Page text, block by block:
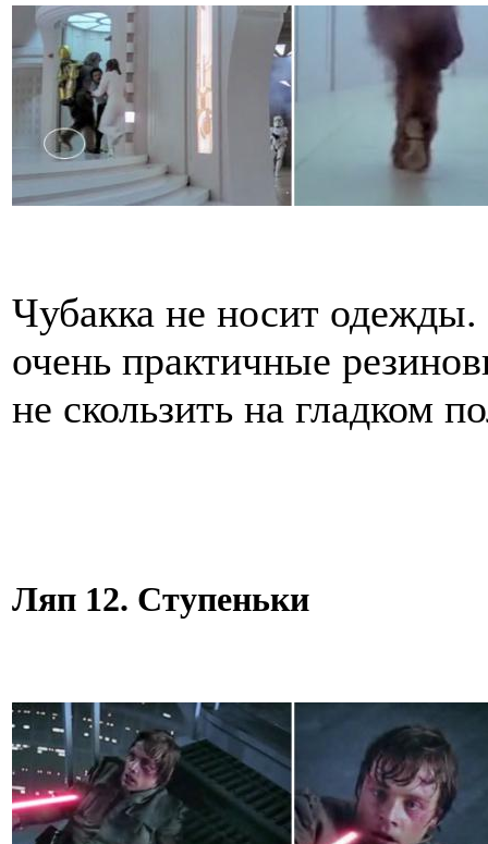
Чубакка не носит
очень практичные
не скользить на гладком
Ляп 12. Ступеньки